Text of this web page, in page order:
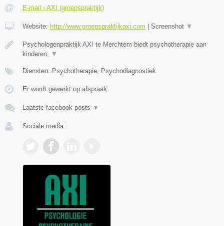
E-mail › AXI (groepspraktijk)
Website: http://www.groepspraktijkaxi.com | Screenshot ▼
Psychologenpraktijk AXI te Merchtem biedt psychotherapie aan
kinderen,
▼
Diensten: Psychotherapie, Psychodiagnostiek
Er wordt gewerkt op afspraak.
Laatste facebook posts ▼
Sociale media: